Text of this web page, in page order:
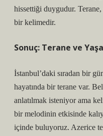
hissettiği duygudur.
bir kelimedir.
Sonuç: Terane ve
İstanbul’daki sıradan bir
hayatında bir terane var.
anlatılmak isteniyor ama
bir melodinin etkisinde
içinde buluyoruz. Azerice